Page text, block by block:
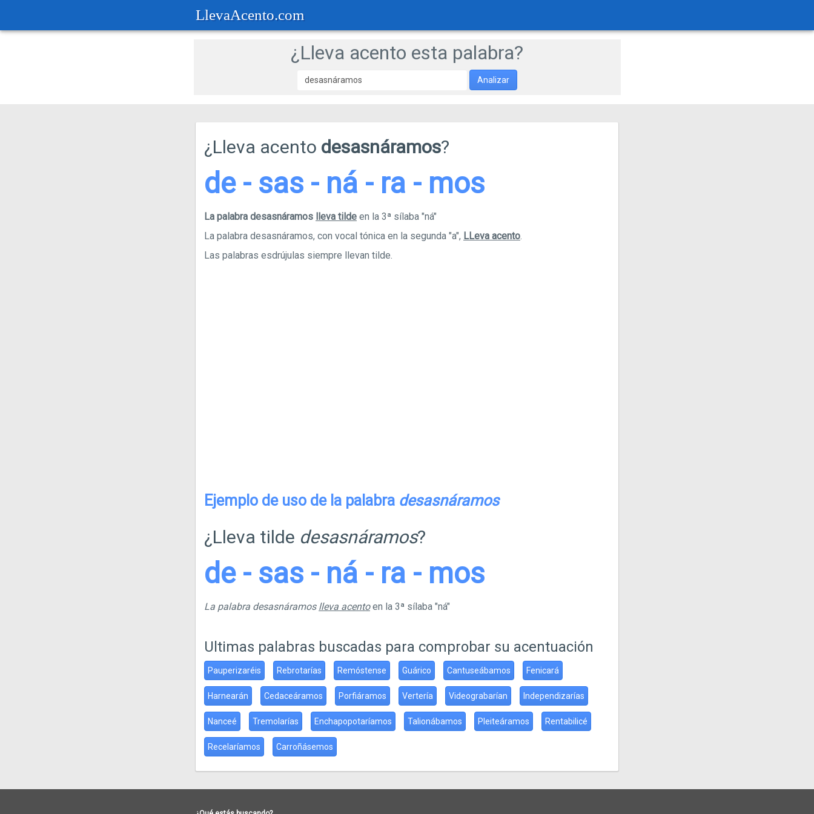
LlevaAcento.com
¿Lleva acento esta palabra?
Analizar
¿Lleva acento desasnáramos?
de - sas - ná - ra - mos
La palabra desasnáramos lleva tilde en la 3ª sílaba "ná"
La palabra desasnáramos, con vocal tónica en la segunda "a", LLeva acento.
Las palabras esdrújulas siempre llevan tilde.
Ejemplo de uso de la palabra desasnáramos
¿Lleva tilde desasnáramos?
de - sas - ná - ra - mos
La palabra desasnáramos lleva acentoen la 3ª sílaba "ná"
Ultimas palabras buscadas para comprobar su acentuación
Pauperizaréis Rebrotarías Remóstense Guárico Cantuseábamos Fenicará
Harnearán Cedaceáramos Porfiáramos Vertería Videograbarían Independizarías
Nanceé Tremolarías Enchapopotaríamos Talionábamos Pleiteáramos Rentabilicé
Recelaríamos Carroñásemos